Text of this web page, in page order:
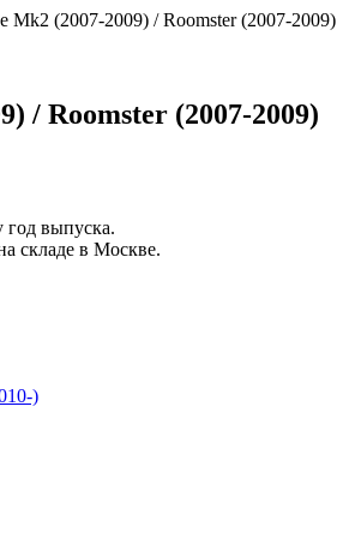
Mk2 (2007-2009) / Roomster (2007-2009)
/ Roomster (2007-2009)
год выпуска.
складе в Москве.
)